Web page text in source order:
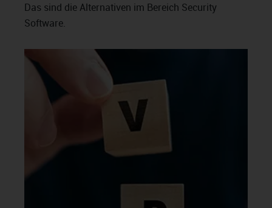
Das sind die Alternativen im Bereich Security
Software.